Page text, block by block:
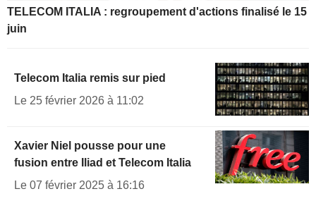
TELECOM ITALIA : regroupement d'actions finalisé le 15
juin
Telecom Italia remis sur pied
Le 25 février 2026 à 11:02
Xavier Niel pousse pour une
fusion entre Iliad et Telecom Italia
Le 07 février 2025 à 16:16